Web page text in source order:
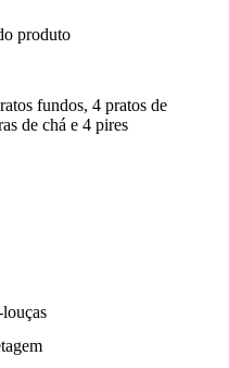
produto
fundos, 4 pratos de
de chá e 4 pires